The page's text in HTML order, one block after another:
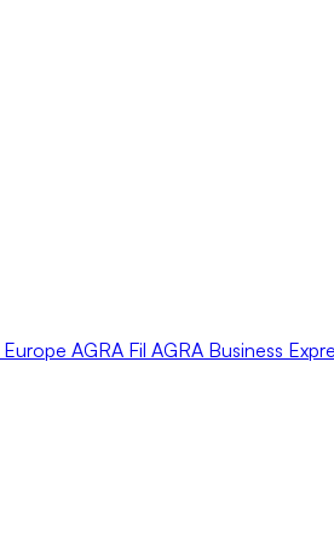
Europe AGRA Fil AGRA Business